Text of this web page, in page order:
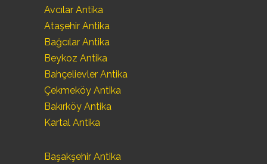
Avcılar Antika
Ataşehir Antika
Bağcılar Antika
Beykoz Antika
Bahçelievler Antika
Çekmeköy Antika
Bakırköy Antika
Kartal Antika
Başakşehir Antika